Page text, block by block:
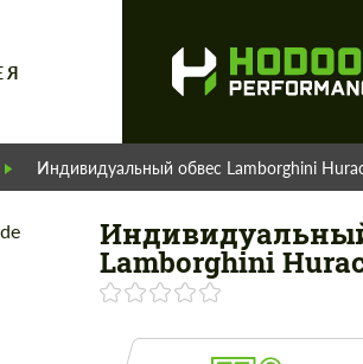
Индивидуальный обвес Lamborghini
Lamborghini